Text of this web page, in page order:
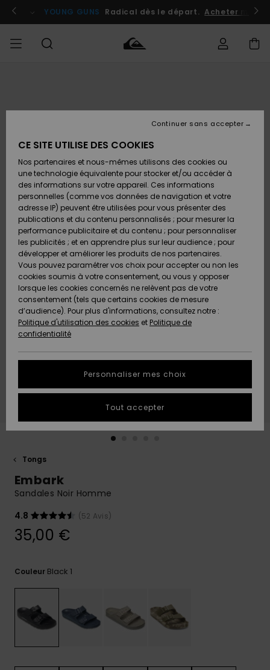
l'information
le
Se connecter / s'inscrire
YOUNG GUNS Radical dès le départ. Acheter
Chaussures
& Tongs
Surf
Snow
Nouveautés
A
Découvrir
Chaussures
& Tongs
Surf
Snow
Nouveautés
A
Découvrir
FEMME
A
Découvrir
Snow
SURF
Surf
Shop
Enfant
Highlights
Communauté
SNOW
Snow
Shop
Enfant
Snow
Shop
Femme
A
Découvrir
Communauté
OUTLET
Enfant
Outlet
Femme
AIDE &
CONTACT
Retours
Paiement
Carte
Cadeau
Quiksilver
Freedom
Protection
des
tailles
conversation
à votre
Démarrer
les plus
fréquentes
et notre
contact.
MAGASINS
QUIKSILVER
Tongs
Embark
Sandales Noir Homme
4.8
(52 Avis)
35,00 €
Couleur Black 1
CE SITE UTILISE DES COOKIES
Nos partenaires et nous-mêmes utilisons des cookies ou
une technologie équivalente pour stocker et/ou accéder à
des informations sur votre appareil. Ces informations
personnelles (comme vos données de navigation et votre
adresse IP) peuvent être utilisées pour vous présenter des
publications et du contenu personnalisés ; pour mesurer la
performance publicitaire et du contenu ; pour personnaliser
les publicités ; et en apprendre plus sur leur audience ; pour
développer et améliorer les produits de nos partenaires.
Vous pouvez paramétrer vos choix pour accepter ou non les
cookies soumis à votre consentement, ou vous y opposer
lorsque les cookies concernés ne relèvent pas de votre
consentement (tels que certains cookies de mesure
d’audience). Pour plus d'informations, consultez notre :
Politique d'utilisation des cookies et Politique de
confidentialité
Personnaliser mes choix
Continuer sans accepter
Tout accepter